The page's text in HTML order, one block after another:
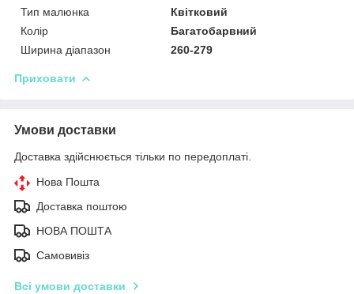
Тип малюнка
Квітковий
Колір
Багатобарвний
Ширина діапазон
260-279
Приховати
Умови доставки
Доставка здійснюється тільки по передоплаті.
Нова Пошта
Доставка поштою
НОВА ПОШТА
Самовивіз
Всі умови доставки